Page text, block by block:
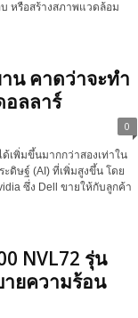
หรือสร้างสภาพแวดล้อม
น คาดว่าจะทำ
อลลาร์
0
เพิ่มขึ้นมากกว่าสองเท่าใน
ดิษฐ์ (AI) ที่เพิ่มสูงขึ้น โดย
ซึ่ง Dell ขายให้กับลูกค้า
NVL72 รุ่น
ยความร้อน